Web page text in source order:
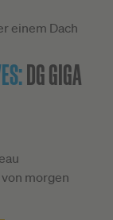
einem Dach
DG GIGA
morgen